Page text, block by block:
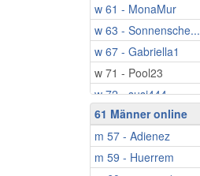
w 61 - MonaMur
w 63 - Sonnensche...
w 67 - Gabriella1
w 71 - Pool23
w 72 - susi444
w 72 - Lara6000
w 73 - aglaht
w 74 - Maria11765
61 Männer online
m 57 - Adienez
m 59 - Huerrem